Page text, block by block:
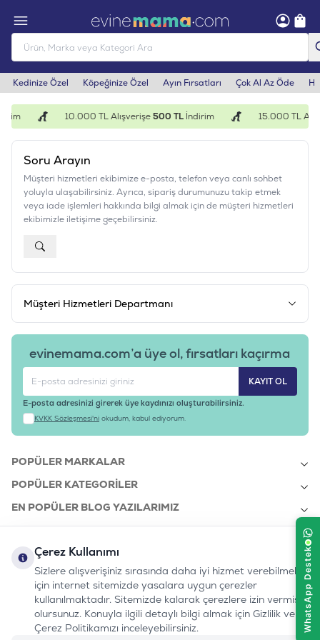
Kedinize Özel Köpeğinize Özel Ayın Fırsatları Çok Al Az Öde
10.000 TL Alışverişe500 TLİndirim 15.000 TL
Soru Arayın
Müşteri hizmetleri ekibimize e-posta, telefon veya canlı sohbet
yoluyla ulaşabilirsiniz. Ayrıca, sipariş durumunuzu takip etmek
veya iade işlemleri hakkında bilgi almak için de müşteri hizmetleri
ekibimizle iletişime geçebilirsiniz.
Müşteri Hizmetleri Departmanı
evinemama.com’a üye ol, fırsatları kaçırma
KAYIT OL
E-posta adresinizi girerek üye kaydınızı oluşturabilirsiniz.
KVKK Sözleşmesi'ni okudum, kabul ediyorum.
POPÜLER MARKALAR
POPÜLER KATEGORILER
EN POPÜLER BLOG YAZILARIMIZ
KURUMSAL
bizi takip edin:
Instagram
Youtube
TiktokFacebook
Linkedin
www.evinemama.com
0232 7000 212
%100 MUTLU
MÜŞTERI HATTI
Çerez Kullanımı
Sizlere alışverişiniz sırasında daha iyi hizmet verebilmek
için internet sitemizde yasalara uygun çerezler
kullanılmaktadır. Sitemizde kalarak çerezlere izin vermiş
olursunuz. Konuyla ilgili detaylı bilgi almak için Gizlilik ve
Çerez Politikamızı inceleyebilirsiniz.